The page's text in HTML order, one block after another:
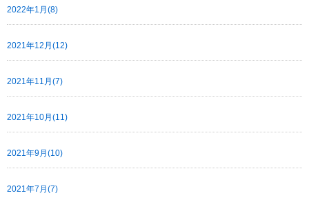
2022年1月(8)
2021年12月(12)
2021年11月(7)
2021年10月(11)
2021年9月(10)
2021年7月(7)